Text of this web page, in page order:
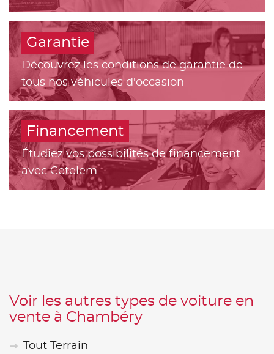
Garantie
Découvrez les conditions de garantie de
tous nos véhicules d'occasion
Financement
Étudiez vos possibilités de financement
avec Cetelem
Voir les autres types de voiture en
vente à Chambéry
Tout Terrain